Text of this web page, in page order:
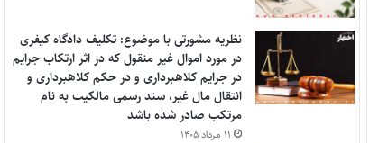
نظریه مشورتی با موضوع: تکلیف دادگاه کیفری
در مورد اموال غیر منقول که در اثر ارتکاب جرایم
در جرایم کلاهبرداری و در حکم کلاهبرداری و
انتقال مال غیر، سند رسمی مالکیت به نام
مرتکب صادر شده باشد
۱۱ مرداد ۱۴۰۵